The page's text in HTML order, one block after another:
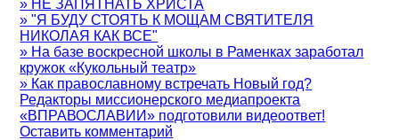
» НЕ ЗАПЯТНАТЬ ХРИСТА
» "Я БУДУ СТОЯТЬ К МОЩАМ СВЯТИТЕЛЯ
НИКОЛАЯ КАК ВСЕ"
» На базе воскресной школы в Раменках заработал
кружок «Кукольный театр»
» Как православному встречать Новый год?
Редакторы миссионерского медиапроекта
«ВПРАВОСЛАВИИ» подготовили видеоответ!
Оставить комментарий